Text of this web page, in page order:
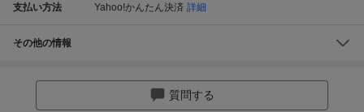
支払い方法 Yahoo!かんたん決済 詳細
その他の情報
質問する